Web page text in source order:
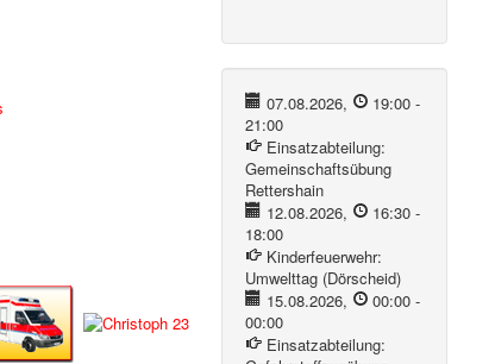
07.08.2026, 19:00-
21:00
Einsatzabteilung:
Gemeinschaftsübung
Rettershain
12.08.2026, 16:30-
18:00
Kinderfeuerwehr:
Umwelttag (Dörscheid)
15.08.2026, 00:00-
00:00
Einsatzabteilung: